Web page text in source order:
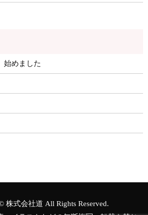
始めました
株式会社道 All Rights Reserved.